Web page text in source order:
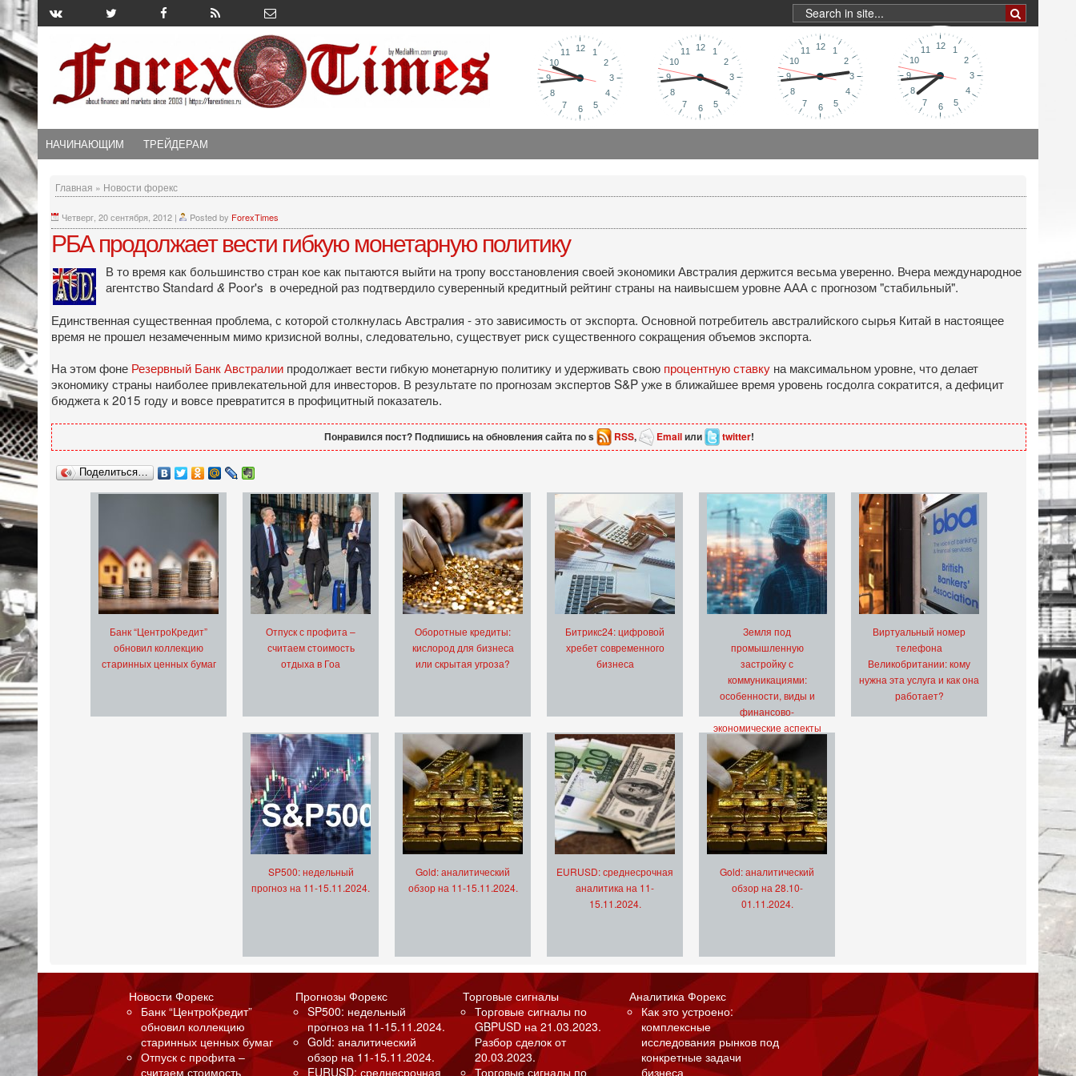
НАЧИНАЮЩИМ ТРЕЙДЕРАМ
Главная » Новости форекс
Четверг, 20 сентября, 2012 | Posted by ForexTimes
РБА продолжает вести гибкую монетарную политику
В то время как большинство стран кое как пытаются выйти на тропу восстановления своей экономики Австралия держится весьма уверенно. Вчера международное
агентство Standard & Poor's в очередной раз подтвердило суверенный кредитный рейтинг страны на наивысшем уровне ААА с прогнозом "стабильный".
Единственная существенная проблема, с которой столкнулась Австралия - это зависимость от экспорта. Основной потребитель австралийского сырья Китай в настоящее
время не прошел незамеченным мимо кризисной волны, следовательно, существует риск существенного сокращения объемов экспорта.
На этом фоне Резервный Банк Австралии продолжает вести гибкую монетарную политику и удерживать свою процентную ставку на максимальном уровне, что делает
экономику страны наиболее привлекательной для инвесторов. В результате по прогнозам экспертов S&P уже в ближайшее время уровень госдолга сократится, а дефицит
бюджета к 2015 году и вовсе превратится в профицитный показатель.
Понравился пост? Подпишись на обновления сайта по s RSS, Emailили twitter!
Поделиться…
Банк “ЦентроКредит”
обновил коллекцию
старинных ценных бумаг
Отпуск с профита –
считаем стоимость
отдыха в Гоа
Оборотные кредиты:
кислород для бизнеса
или скрытая угроза?
Битрикс24: цифровой
хребет современного
бизнеса
Земля под
промышленную
застройку с
коммуникациями:
особенности, виды и
финансово-
экономические аспекты
Виртуальный номер
телефона
Великобритании: кому
нужна эта услуга и как она
работает?
SP500: недельный
прогноз на 11-15.11.2024.
Gold: аналитический
обзор на 11-15.11.2024.
EURUSD: среднесрочная
аналитика на 11-
15.11.2024.
Gold: аналитический
обзор на 28.10-
01.11.2024.
Новости Форекс
Банк “ЦентроКредит”
обновил коллекцию
старинных ценных бумаг
Отпуск с профита –
считаем стоимость
Прогнозы Форекс
SP500: недельный
прогноз на 11-15.11.2024.
Gold: аналитический
обзор на 11-15.11.2024.
EURUSD: среднесрочная
Торговые сигналы
Торговые сигналы по
GBPUSD на 21.03.2023.
Разбор сделок от
20.03.2023.
Торговые сигналы по
Аналитика Форекс
Как это устроено:
комплексные
исследования рынков под
конкретные задачи
бизнеса